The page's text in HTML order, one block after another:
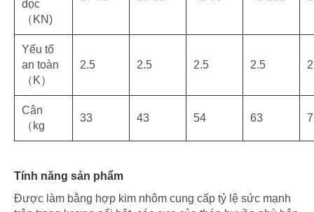
dọc
（KN)
Yếu tố
an toàn
（K）
2.5 2.5 2.5 2.5
Cân
（kg
33 43 54 63
Tính năng sản phẩm
Được làm bằng hợp kim nhôm cung cấp tỷ lệ sức mạnh